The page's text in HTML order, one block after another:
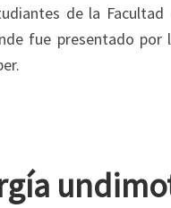
de la Facultad
fue presentado por